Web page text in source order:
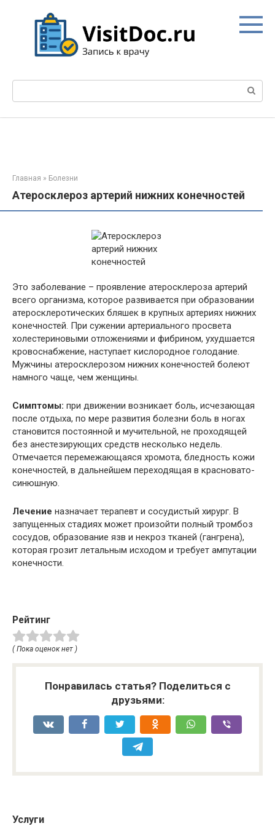
Поиск:
Главная » Болезни
Атеросклероз артерий нижних конечностей
Это заболевание – проявление атеросклероза артерий
всего организма, которое развивается при образовании
атеросклеротических бляшек в крупных артериях нижних
конечностей. При сужении артериального просвета
холестериновыми отложениями и фибрином, ухудшается
кровоснабжение, наступает кислородное голодание.
Мужчины атеросклерозом нижних конечностей болеют
намного чаще, чем женщины.
Симптомы: при движении возникает боль, исчезающая
после отдыха, по мере развития болезни боль в ногах
становится постоянной и мучительной, не проходящей
без анестезирующих средств несколько недель.
Отмечается перемежающаяся хромота, бледность кожи
конечностей, в дальнейшем переходящая в красновато-
синюшную.
Лечение назначает терапевт и сосудистый хирург. В
запущенных стадиях может произойти полный тромбоз
сосудов, образование язв и некроз тканей (гангрена),
которая грозит летальным исходом и требует ампутации
конечности.
Рейтинг
( Пока оценок нет )
Понравилась статья? Поделиться с
друзьями:
Услуги